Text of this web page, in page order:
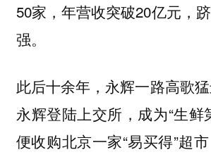
50家，年营收突破20亿元，
强。
此后十余年，永辉一路高歌猛
永辉登陆上交所，成为“生鲜
便收购北京一家“易买得”超